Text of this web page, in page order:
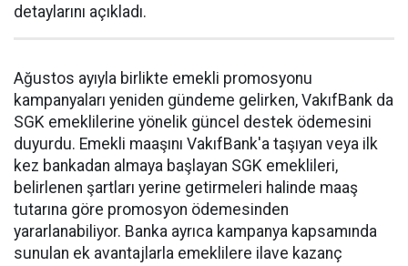
detaylarını açıkladı.
Ağustos ayıyla birlikte emekli promosyonu
kampanyaları yeniden gündeme gelirken, VakıfBank da
SGK emeklilerine yönelik güncel destek ödemesini
duyurdu. Emekli maaşını VakıfBank'a taşıyan veya ilk
kez bankadan almaya başlayan SGK emeklileri,
belirlenen şartları yerine getirmeleri halinde maaş
tutarına göre promosyon ödemesinden
yararlanabiliyor. Banka ayrıca kampanya kapsamında
sunulan ek avantajlarla emeklilere ilave kazanç